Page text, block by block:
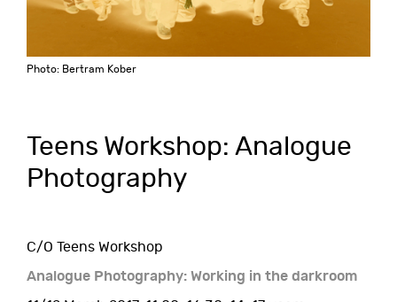
Photo: Bertram Kober
Teens Workshop: Analogue
Photography
C/O Teens Workshop
Analogue Photography: Working in the darkroom